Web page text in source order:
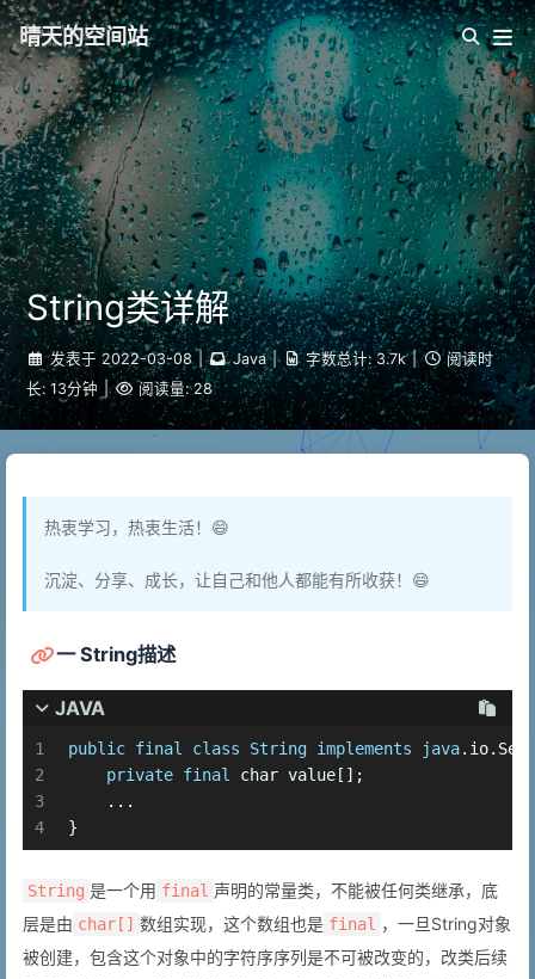
晴天的空间站
String类详解
发表于 2022-03-08 Java | 字数总计: 3.7k |
阅读时
长: 13分钟 | 阅读量: 28
热衷学习，热衷生活！😄
沉淀、分享、成长，让自己和他人都能有所收获！😄
一 String描述
JAVA
1
2
3
4
public final class String implements java
private final char value[];
    ...
}
String 是一个用 final 声明的常量类，不能被任何类继承，底
层是由 char[] 数组实现，这个数组也是 final ，一旦String对象
被创建，包含这个对象中的字符序序列是不可被改变的，改类后续